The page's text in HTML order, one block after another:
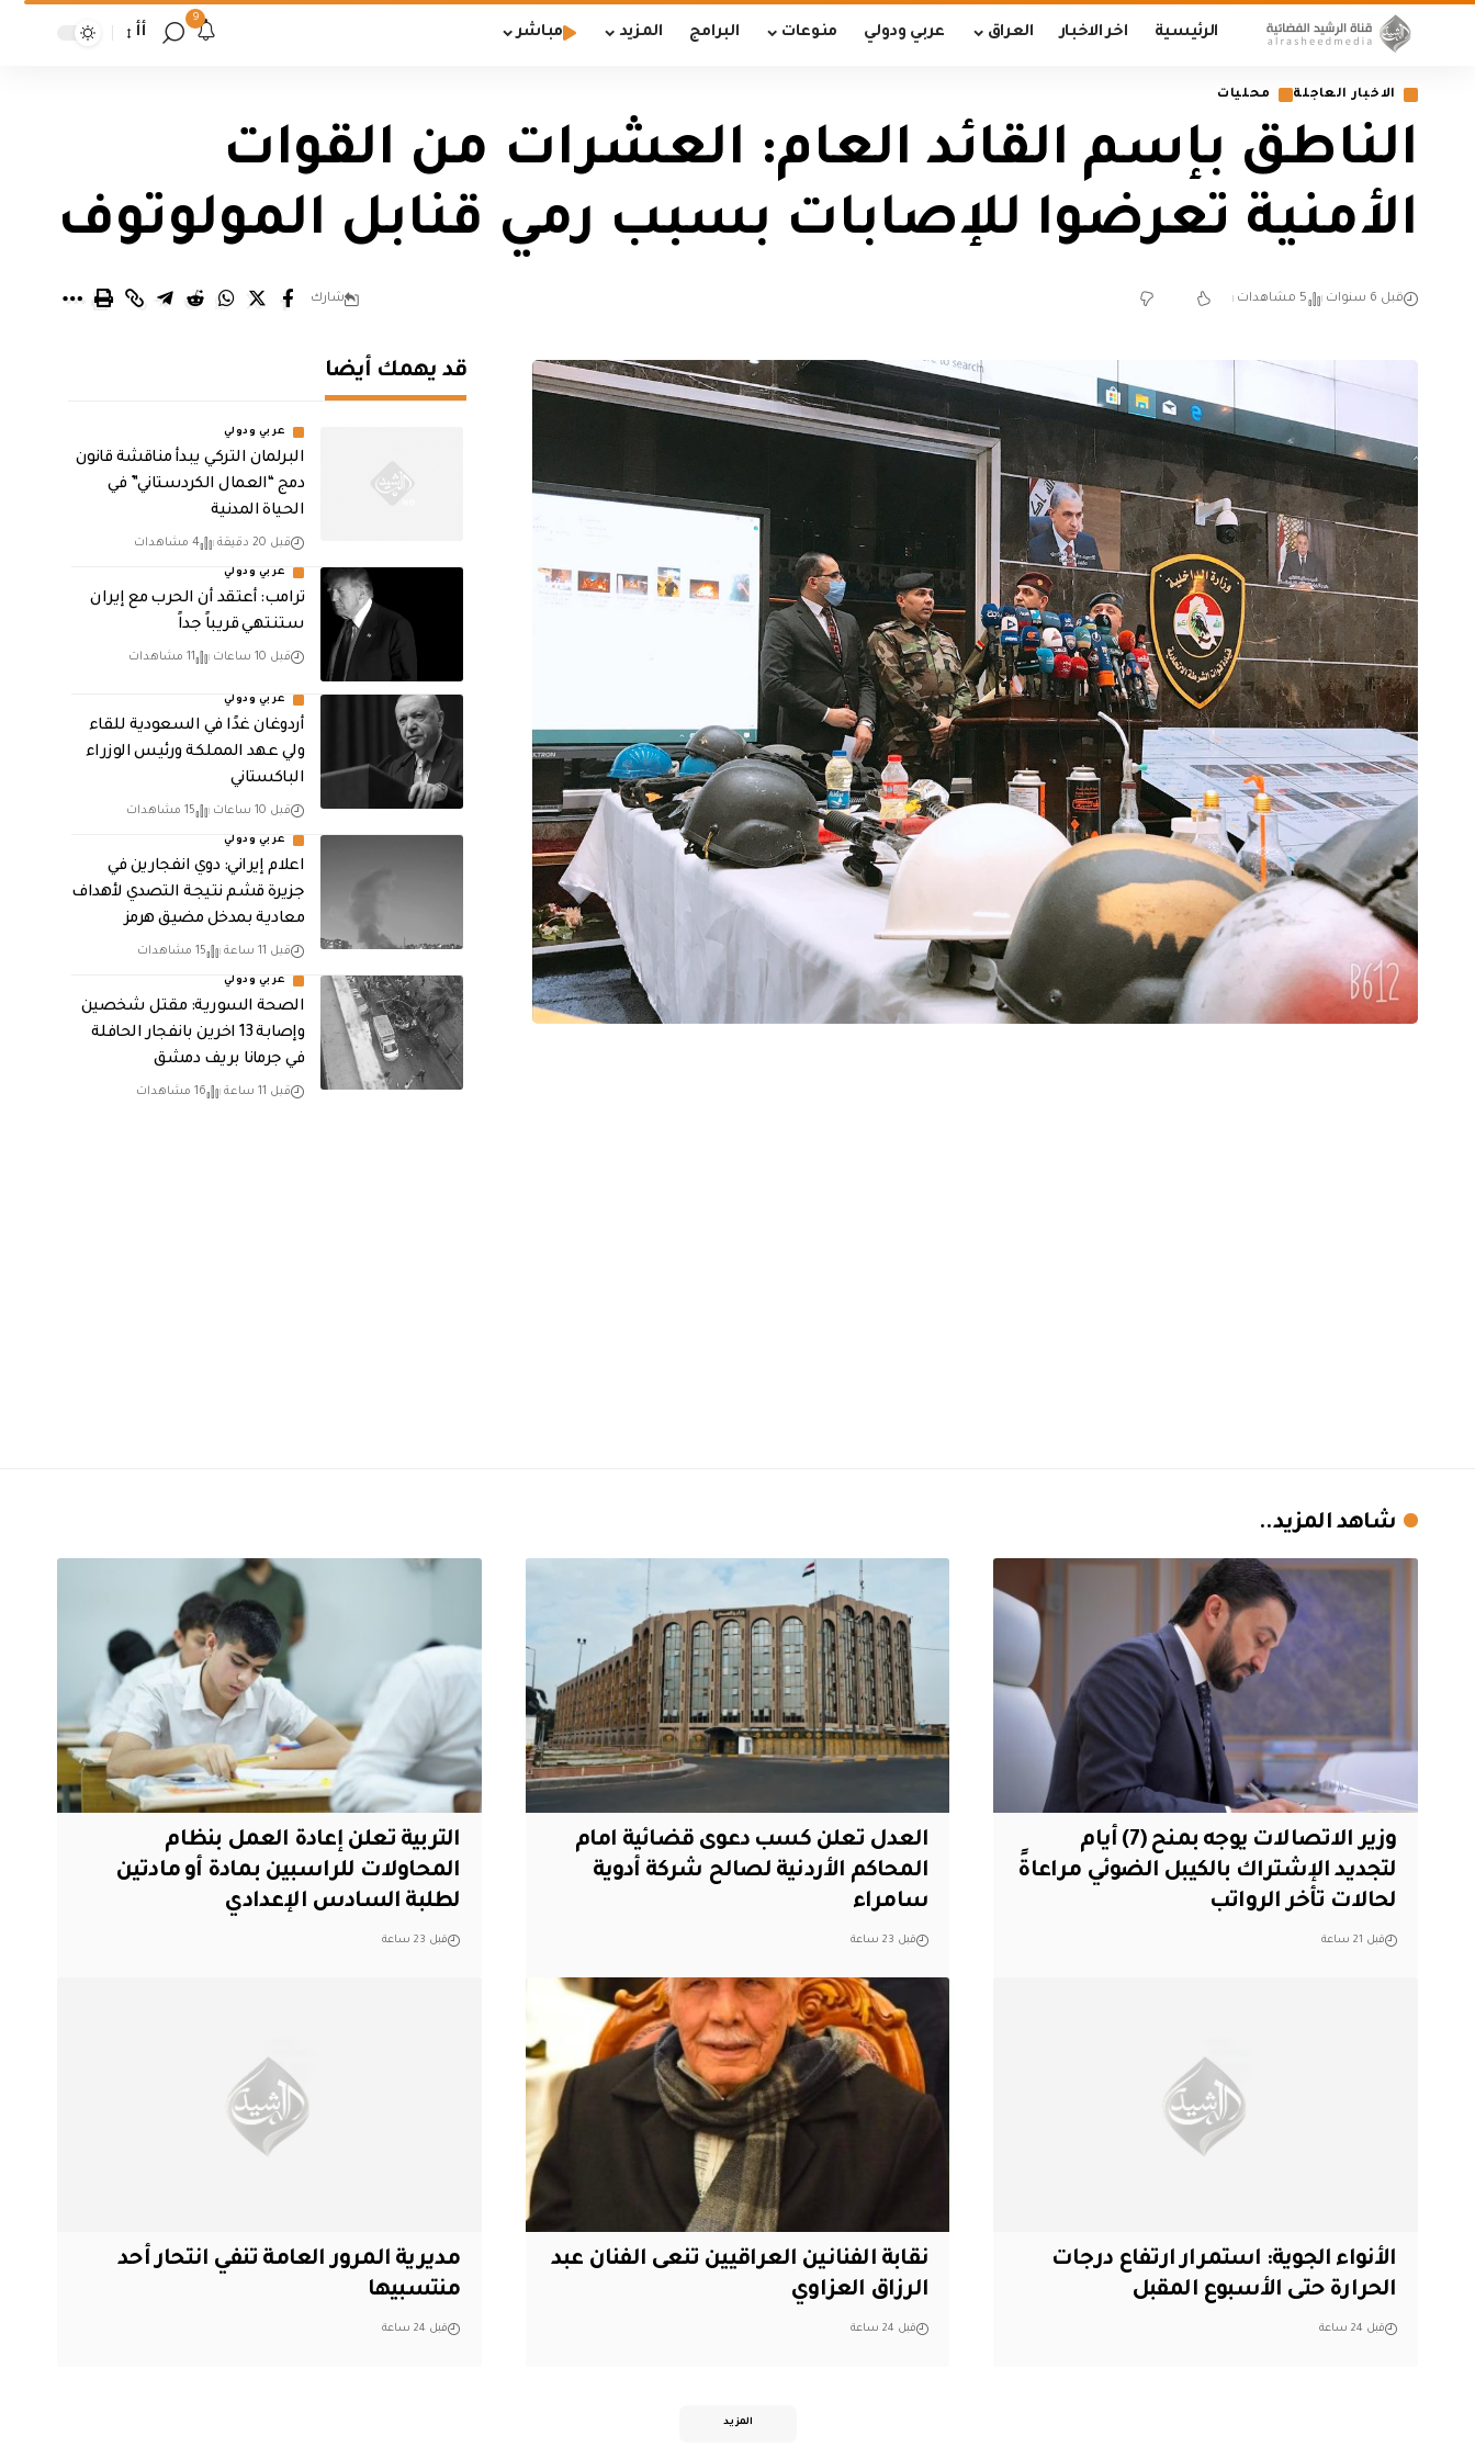
الرئيسية اخر الاخبار العراق عربي ودولي منوعات البرامج المزيد مباشر
9
أأ
الاخبار العاجلة محليات
الناطق بإسم القائد العام: العشرات من القوات
الأمنية تعرضوا للإصابات بسبب رمي قنابل المولوتوف
قبل 6 سنوات 5 مشاهدات شارك
قد يهمك أيضا
عربي ودولي
البرلمان التركي يبدأ مناقشة قانون
دمج “العمال الكردستاني” في
الحياة المدنية
قبل 20 دقيقة 4 مشاهدات
عربي ودولي
‏ترامب: أعتقد أن الحرب مع إيران
ستنتهي قريباً جداً
قبل 10 ساعات 11 مشاهدات
عربي ودولي
أردوغان غدًا في السعودية للقاء
ولي عهد المملكة ورئيس الوزراء
الباكستاني
قبل 10 ساعات 15 مشاهدات
عربي ودولي
اعلام إيراني: دوي انفجارين في
جزيرة قشم نتيجة التصدي لأهداف
معادية بمدخل مضيق هرمز
قبل 11 ساعة 15 مشاهدات
عربي ودولي
الصحة السورية: مقتل شخصين
وإصابة 13 اخرين بانفجار الحافلة
في جرمانا بريف دمشق
قبل 11 ساعة 16 مشاهدات
شاهد المزيد..
وزير الاتصالات يوجه بمنح (7) أيام
لتجديد الإشتراك بالكيبل الضوئي مراعاةً
لحالات تأخر الرواتب
قبل 21 ساعة
العدل تعلن كسب دعوى قضائية امام
المحاكم الأردنية لصالح شركة أدوية
سامراء
قبل 23 ساعة
التربية تعلن إعادة العمل بنظام
المحاولات للراسبين بمادة أو مادتين
لطلبة السادس الإعدادي
قبل 23 ساعة
الأنواء الجوية: استمرار ارتفاع درجات
الحرارة حتى الأسبوع المقبل
قبل 24 ساعة
نقابة الفنانين العراقيين تنعى الفنان عبد
الرزاق العزاوي
قبل 24 ساعة
مديرية المرور العامة تنفي انتحار أحد
منتسبيها
قبل 24 ساعة
المزيد